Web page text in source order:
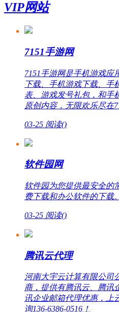
VIP网站
7151手游网
7151手游网是手机游戏应
下载、手机游戏下载、手
表、游戏发号礼包，和手
原创内容，无限欢乐尽在
03-25 阅读()
软件园网
软件园为您提供最安全的
费下载和办公软件的下载。
03-25 阅读()
腾讯云代理
河南大宇云计算有限公司
商，提供有腾讯云、腾讯
讯企业邮箱代理优惠，上
询136-6386-0516！